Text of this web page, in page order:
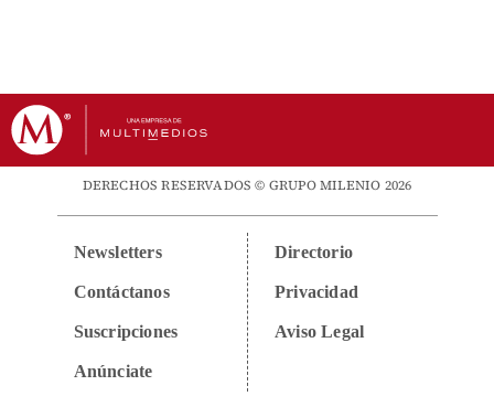
DERECHOS RESERVADOS © GRUPO MILENIO 2026
Newsletters
Contáctanos
Suscripciones
Anúnciate
Directorio
Privacidad
Aviso Legal